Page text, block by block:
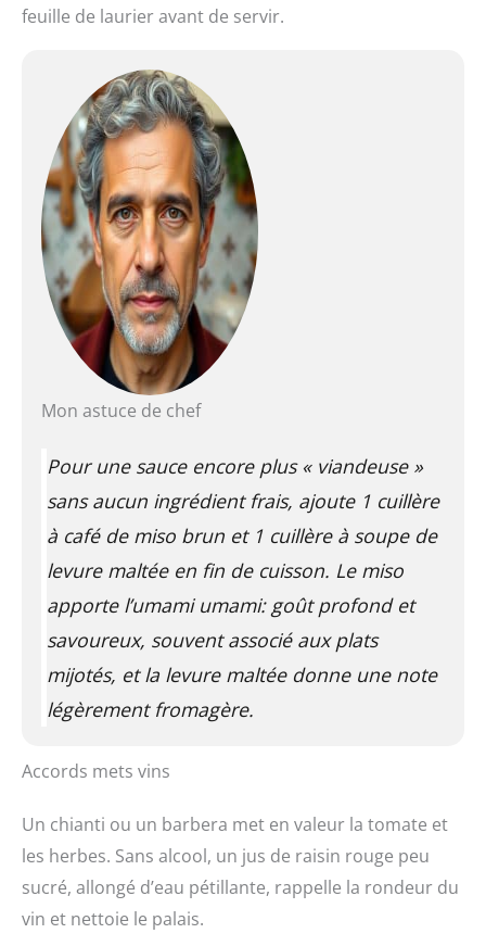
feuille de laurier avant de servir.
Mon astuce de chef
Pour une sauce encore plus « viandeuse »
sans aucun ingrédient frais, ajoute 1 cuillère
à café de miso brun et 1 cuillère à soupe de
levure maltée en fin de cuisson. Le miso
apporte l’umami umami: goût profond et
savoureux, souvent associé aux plats
mijotés, et la levure maltée donne une note
légèrement fromagère.
Accords mets vins
Un chianti ou un barbera met en valeur la tomate et
les herbes. Sans alcool, un jus de raisin rouge peu
sucré, allongé d’eau pétillante, rappelle la rondeur du
vin et nettoie le palais.